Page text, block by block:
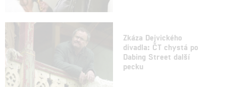
Zkáza Dejvického
divadla: ČT chystá po
Dabing Street další
pecku